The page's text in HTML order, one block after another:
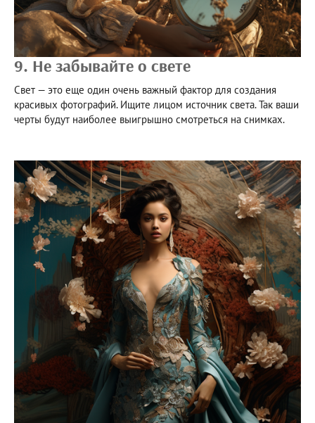
9. Не забывайте о свете
Свет — это еще один очень важный фактор для создания
красивых фотографий. Ищите лицом источник света. Так ваши
черты будут наиболее выигрышно смотреться на снимках.